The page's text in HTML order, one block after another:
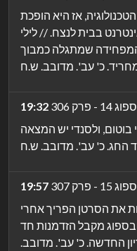
אז היא הופכת
בבית לנצח. // לילי
שמתגלה כמבוך
19:32
- פרק 306
ולסנדי יש המצאה
19:57
- פרק 307
את הסרטן הפריך אחרי
מקבל הזדמנות חד
החדשה. כ' עב'. מדובב.